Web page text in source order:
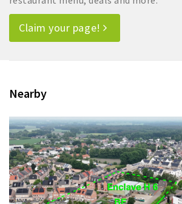
Claim your page!
Nearby